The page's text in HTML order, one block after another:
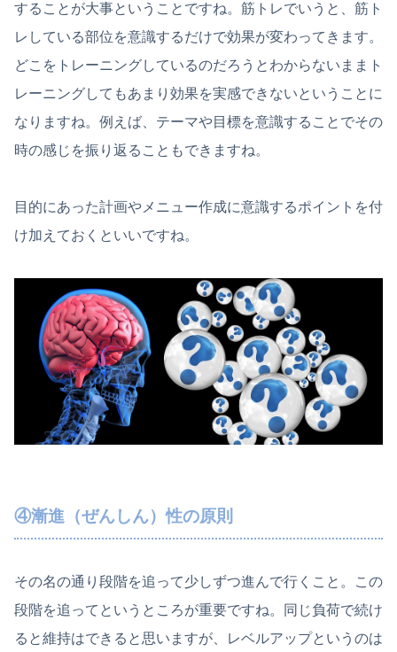
することが大事ということですね。筋トレでいうと、筋ト
レしている部位を意識するだけで効果が変わってきます。
どこをトレーニングしているのだろうとわからないままト
レーニングしてもあまり効果を実感できないということに
なりますね。例えば、テーマや目標を意識することでその
時の感じを振り返ることもできますね。
目的にあった計画やメニュー作成に意識するポイントを付
け加えておくといいですね。
④漸進（ぜんしん）性の原則
その名の通り段階を追って少しずつ進んで行くこと。この
段階を追ってというところが重要ですね。同じ負荷で続け
ると維持はできると思いますが、レベルアップというのは